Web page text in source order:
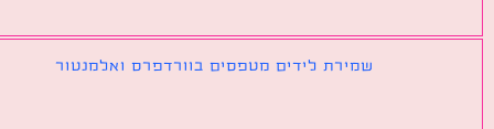
שמירת לידים מטפסים בוורדפרס ואלמנטור